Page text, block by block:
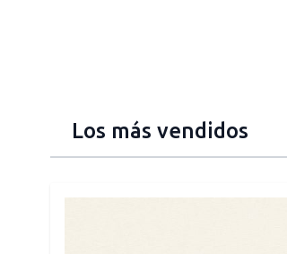
Los más vendidos